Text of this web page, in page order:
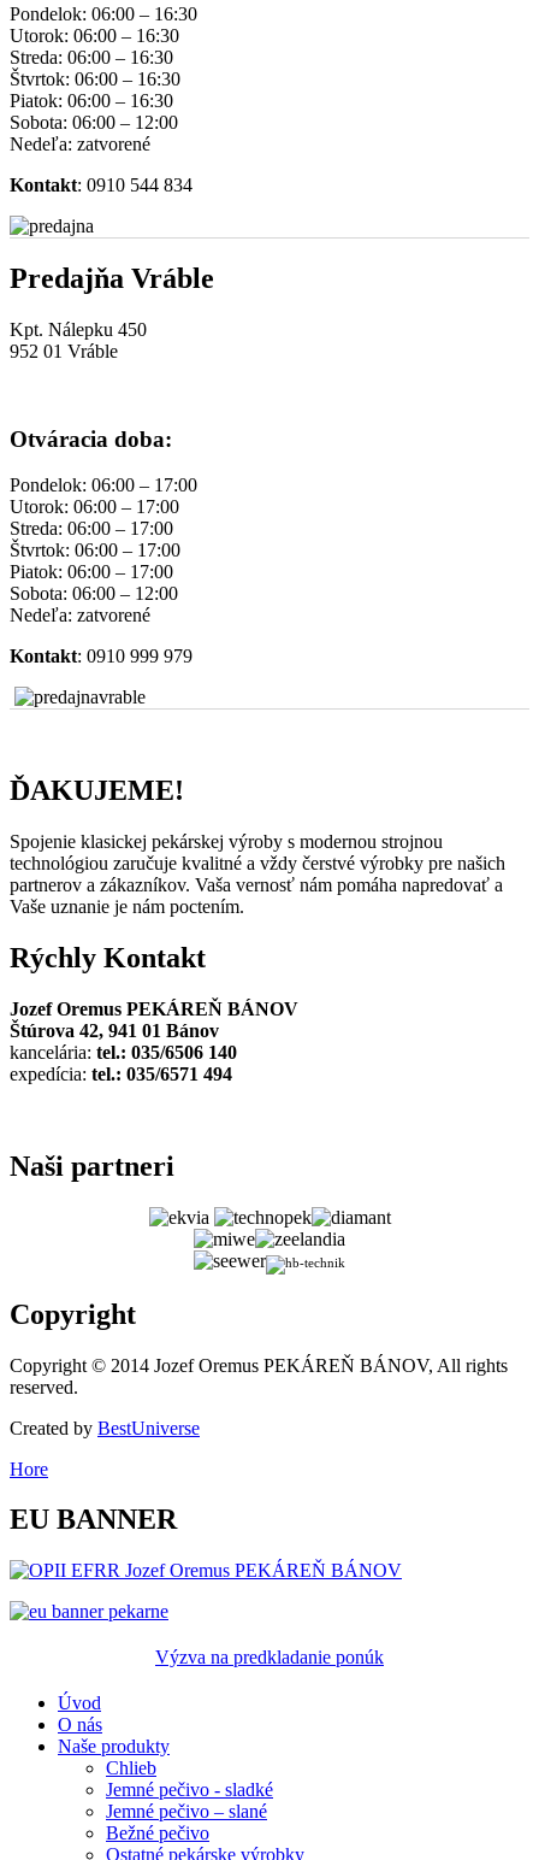
Pondelok: 06:00 – 16:30
Utorok: 06:00 – 16:30
Streda: 06:00 – 16:30
Štvrtok: 06:00 – 16:30
Piatok: 06:00 – 16:30
Sobota: 06:00 – 12:00
Nedeľa: zatvorené
Kontakt: 0910 544 834
Predajňa Vráble
Kpt. Nálepku 450
952 01 Vráble
Otváracia doba:
Pondelok: 06:00 – 17:00
Utorok: 06:00 – 17:00
Streda: 06:00 – 17:00
Štvrtok: 06:00 – 17:00
Piatok: 06:00 – 17:00
Sobota: 06:00 – 12:00
Nedeľa: zatvorené
Kontakt: 0910 999 979
ĎAKUJEME!
Spojenie klasickej pekárskej výroby s modernou strojnou
technológiou zaručuje kvalitné a vždy čerstvé výrobky pre našich
partnerov a zákazníkov. Vaša vernosť nám pomáha napredovať a
Vaše uznanie je nám poctením.
Rýchly Kontakt
Jozef Oremus PEKÁREŇ BÁNOV
Štúrova 42, 941 01 Bánov
kancelária: tel.: 035/6506 140
expedícia: tel.: 035/6571 494
Naši partneri
Copyright
Copyright © 2014 Jozef Oremus PEKÁREŇ BÁNOV, All rights
reserved.
Created by BestUniverse
Hore
EU BANNER
Výzva na predkladanie ponúk
Úvod
O nás
Naše produkty
Chlieb
Jemné pečivo - sladké
Jemné pečivo – slané
Bežné pečivo
Ostatné pekárske výrobky